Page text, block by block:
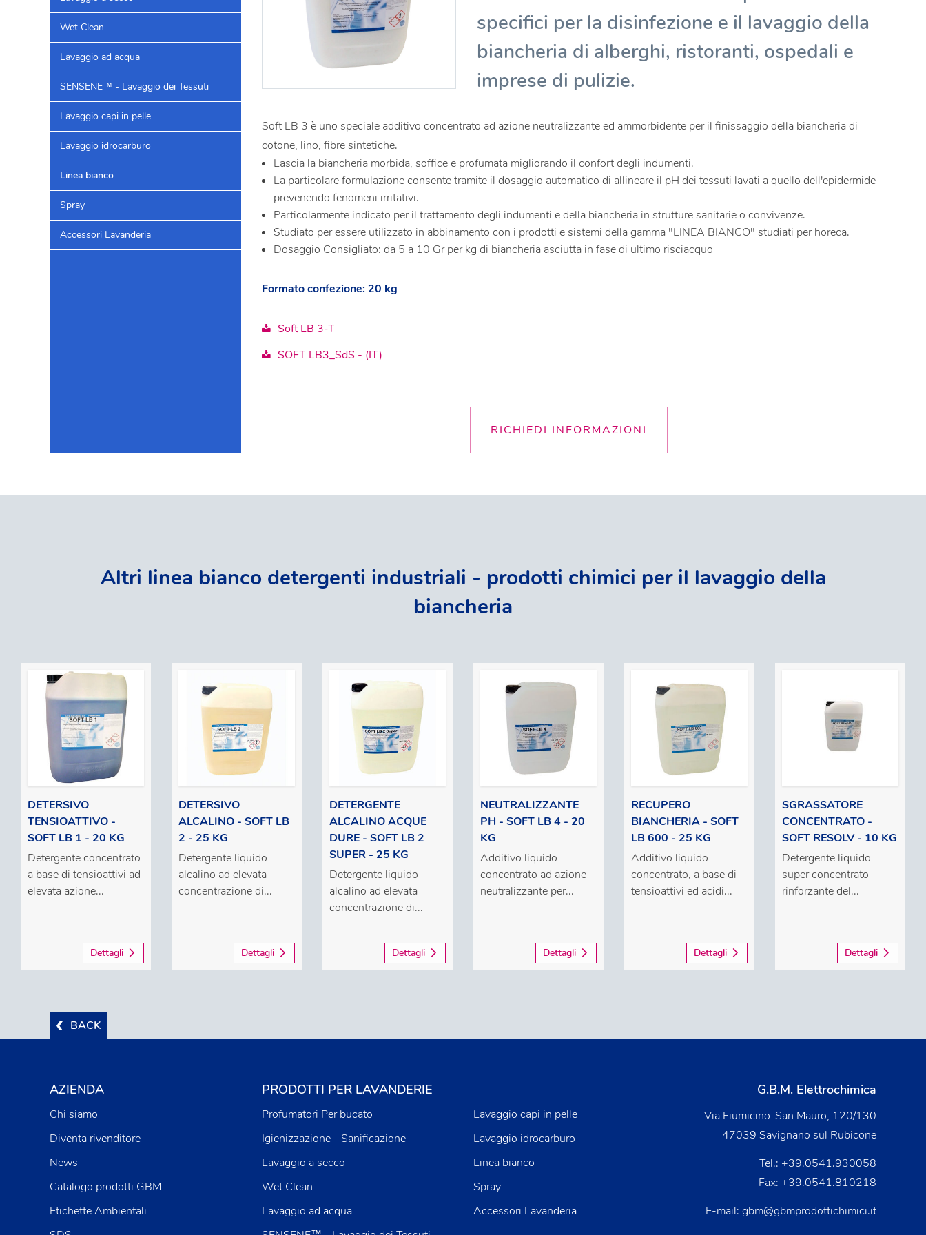
Wet Clean
Lavaggio ad acqua
SENSENE™ - Lavaggio dei Tessuti
Lavaggio capi in pelle
Lavaggio idrocarburo
Linea bianco
Spray
Accessori Lavanderia
specifici per la disinfezione e il lavaggio della
biancheria di alberghi, ristoranti, ospedali e
imprese di pulizie.
Soft LB 3 è uno speciale additivo concentrato ad azione neutralizzante ed ammorbidente per il finissaggio della biancheria di
cotone, lino, fibre sintetiche.
Lascia la biancheria morbida, soffice e profumata migliorando il confort degli indumenti.
La particolare formulazione consente tramite il dosaggio automatico di allineare il pH dei tessuti lavati a quello dell'epidermide
prevenendo fenomeni irritativi.
Particolarmente indicato per il trattamento degli indumenti e della biancheria in strutture sanitarie o convivenze.
Studiato per essere utilizzato in abbinamento con i prodotti e sistemi della gamma "LINEA BIANCO" studiati per horeca.
Dosaggio Consigliato: da 5 a 10 Gr per kg di biancheria asciutta in fase di ultimo risciacquo
Formato confezione: 20 kg
Soft LB 3-T
SOFT LB3_SdS - (IT)
RICHIEDI INFORMAZIONI
Altri linea bianco detergenti industriali - prodotti chimici per il lavaggio della
biancheria
DETERSIVO
TENSIOATTIVO -
SOFT LB 1 - 20 KG
Detergente concentrato
a base di tensioattivi ad
elevata azione...
Dettagli
DETERSIVO
ALCALINO - SOFT LB
2 - 25 KG
Detergente liquido
alcalino ad elevata
concentrazione di...
Dettagli
DETERGENTE
ALCALINO ACQUE
DURE - SOFT LB 2
SUPER - 25 KG
Detergente liquido
alcalino ad elevata
concentrazione di...
Dettagli
NEUTRALIZZANTE
PH - SOFT LB 4 - 20
KG
Additivo liquido
concentrato ad azione
neutralizzante per...
Dettagli
RECUPERO
BIANCHERIA - SOFT
LB 600 - 25 KG
Additivo liquido
concentrato, a base di
tensioattivi ed acidi...
Dettagli
SGRASSATORE
CONCENTRATO -
SOFT RESOLV - 10 KG
Detergente liquido
super concentrato
rinforzante del...
Dettagli
BACK
PRODOTTI PER LAVANDERIE
Profumatori Per bucato
Igienizzazione - Sanificazione
Lavaggio a secco
Wet Clean
Lavaggio ad acqua
Lavaggio capi in pelle
Lavaggio idrocarburo
Linea bianco
Spray
Accessori Lavanderia
AZIENDA
Chi siamo
Diventa rivenditore
News
Catalogo prodotti GBM
Etichette Ambientali
G.B.M. Elettrochimica
Via Fiumicino-San Mauro, 120/130
47039 Savignano sul Rubicone
Tel.: +39.0541.930058
Fax: +39.0541.810218
E-mail: gbm@gbmprodottichimici.it